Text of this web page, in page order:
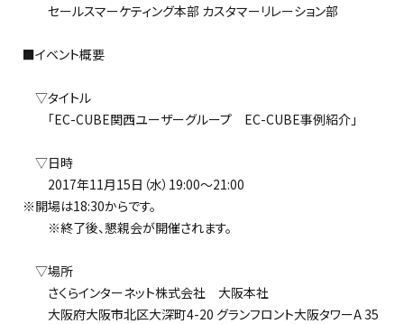
セールスマーケティング本部 カスタマーリレーション部
■イベント概要
▽タイトル
「EC-CUBE関西ユーザーグループ EC-CUBE事例紹介」
▽日時
2017年11月15日（水）19:00～21:00
※開場は18:30からです。
※終了後、懇親会が開催されます。
▽場所
さくらインターネット株式会社 大阪本社
大阪府大阪市北区大深町4-20 グランフロント大阪タワーA 35